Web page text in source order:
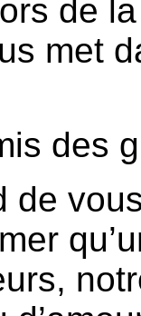
de
met
des
de